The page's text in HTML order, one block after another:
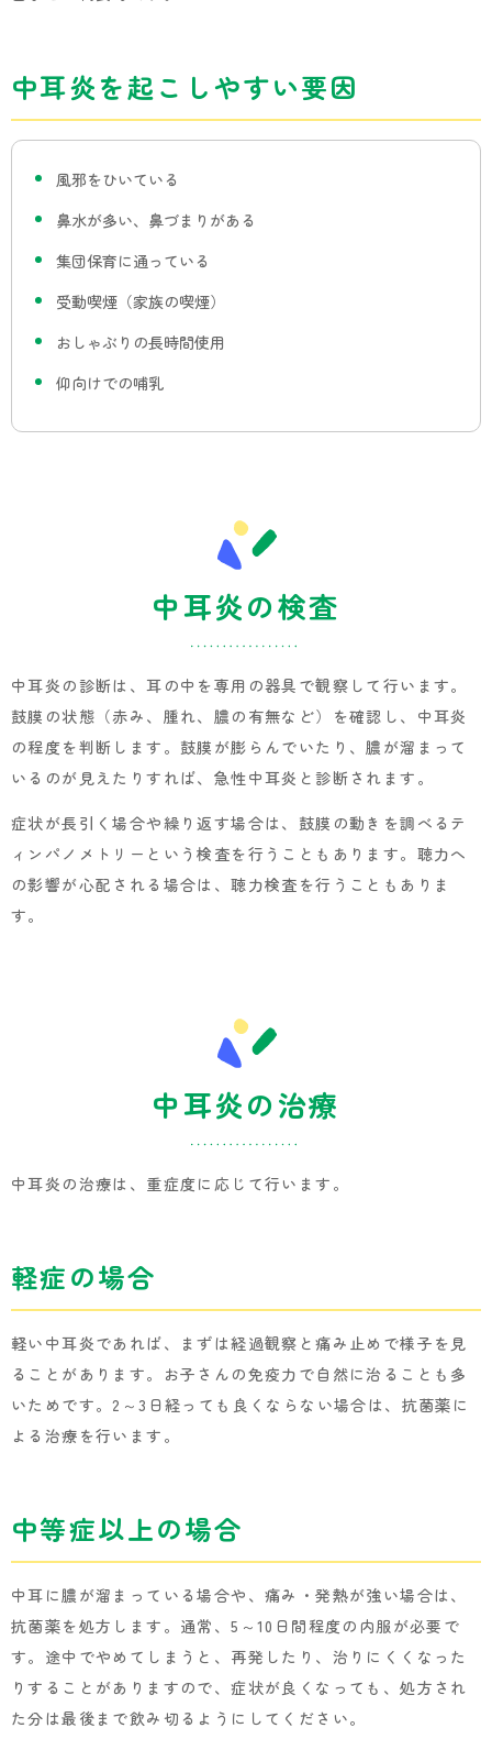
中耳炎を起こしやすい要因
風邪をひいている
鼻水が多い、鼻づまりがある
集団保育に通っている
受動喫煙（家族の喫煙）
おしゃぶりの長時間使用
仰向けでの哺乳
中耳炎の検査
中耳炎の診断は、耳の中を専用の器具で観察して行います。
鼓膜の状態（赤み、腫れ、膿の有無など）を確認し、中耳炎
の程度を判断します。鼓膜が膨らんでいたり、膿が溜まって
いるのが見えたりすれば、急性中耳炎と診断されます。
症状が長引く場合や繰り返す場合は、鼓膜の動きを調べるテ
ィンパノメトリーという検査を行うこともあります。聴力へ
の影響が心配される場合は、聴力検査を行うこともありま
す。
中耳炎の治療
中耳炎の治療は、重症度に応じて行います。
軽症の場合
軽い中耳炎であれば、まずは経過観察と痛み止めで様子を見
ることがあります。お子さんの免疫力で自然に治ることも多
いためです。2～3日経っても良くならない場合は、抗菌薬に
よる治療を行います。
中等症以上の場合
中耳に膿が溜まっている場合や、痛み・発熱が強い場合は、
抗菌薬を処方します。通常、5～10日間程度の内服が必要で
す。途中でやめてしまうと、再発したり、治りにくくなった
りすることがありますので、症状が良くなっても、処方され
た分は最後まで飲み切るようにしてください。